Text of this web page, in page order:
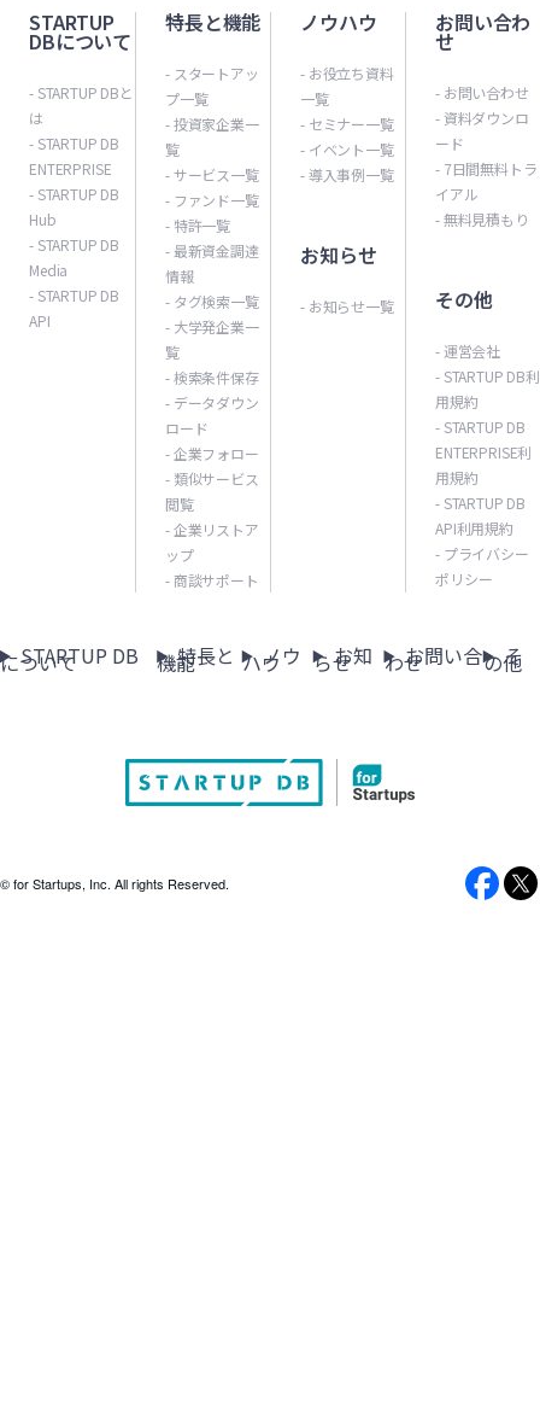
STARTUP
DBについて
- STARTUP DBと
は
- STARTUP DB
ENTERPRISE
- STARTUP DB
Hub
- STARTUP DB
Media
- STARTUP DB
API
特長と機能
- スタートアッ
プ一覧
- 投資家企業一
覧
- サービス一覧
- ファンド一覧
- 特許一覧
- 最新資金調達
情報
- タグ検索一覧
- 大学発企業一
覧
- 検索条件保存
- データダウン
ロード
- 企業フォロー
- 類似サービス
閲覧
- 企業リストア
ップ
- 商談サポート
ノウハウ
- お役立ち資料
一覧
- セミナー一覧
- イベント一覧
- 導入事例一覧
お知らせ
- お知らせ一覧
お問い合わ
せ
- お問い合わせ
- 資料ダウンロ
ード
- 7日間無料トラ
イアル
- 無料見積もり
その他
- 運営会社
- STARTUP DB利
用規約
- STARTUP DB
ENTERPRISE利
用規約
- STARTUP DB
API利用規約
- プライバシー
ポリシー
STARTUP DB
について 特長と
機能 ノウ
ハウ お知
らせ お問い合
わせ そ
の他
© for Startups, Inc. All rights Reserved.